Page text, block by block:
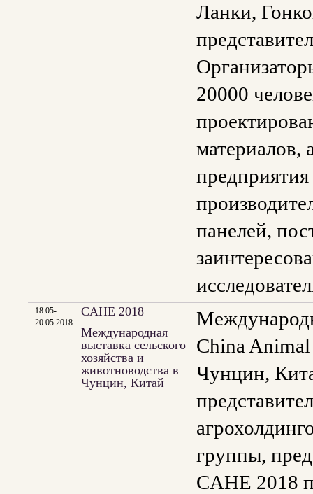
Ланки,
20000
материалов,
панелей,
18.05-
20.05.2018
CAHE 2018
Международная
выставка сельского
хозяйства и
животноводства в
Чунцин, Китай
China
Чунцин,
группы,
CAHE 2018